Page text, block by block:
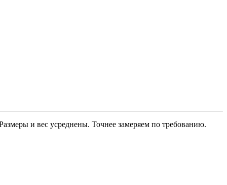
и вес усреднены. Точнее замеряем по требованию.